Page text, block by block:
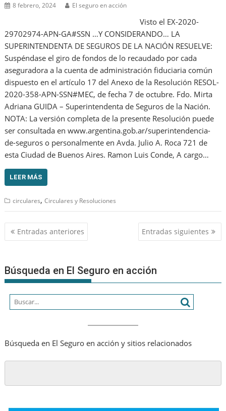
8 febrero, 2024 El seguro en acción
Visto el EX-2020-
29702974-APN-GA#SSN …Y CONSIDERANDO… LA
SUPERINTENDENTA DE SEGUROS DE LA NACIÓN RESUELVE:
Suspéndase el giro de fondos de lo recaudado por cada
aseguradora a la cuenta de administración fiduciaria común
dispuesto en el artículo 17 del Anexo de la Resolución RESOL-
2020-358-APN-SSN#MEC, de fecha 7 de octubre. Fdo. Mirta
Adriana GUIDA – Superintendenta de Seguros de la Nación.
NOTA: La versión completa de la presente Resolución puede
ser consultada en www.argentina.gob.ar/superintendencia-
de-seguros o personalmente en Avda. Julio A. Roca 721 de
esta Ciudad de Buenos Aires. Ramon Luis Conde, A cargo…
LEER MÁS
circulares,Circulares y Resoluciones
Navegación
de
Entradas anteriores Entradas siguientes
Búsqueda en El Seguro en acción
Búsqueda en El Seguro en acción y sitios relacionados